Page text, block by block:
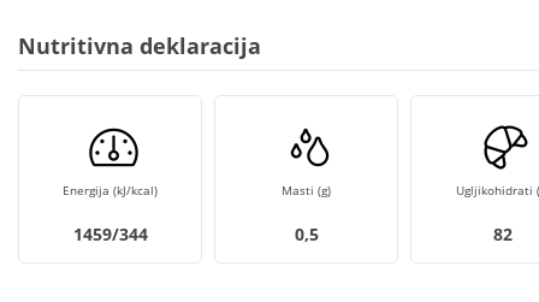
Nutritivna deklaracija
Energija (kJ/kcal)
1459/344
Masti (g)
0,5
Ugljikohidrati
82